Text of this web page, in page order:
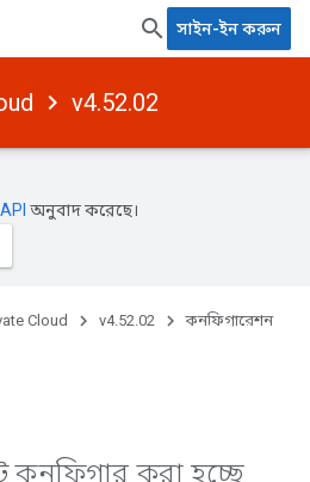
সাইন-ইন করুন
v4.52.02
অনুবাদ করেছে।
Cloud v4.52.02 কনফিগারেশন
কনফিগার করা হচ্ছে